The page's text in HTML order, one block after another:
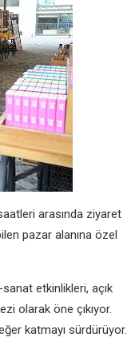
arasında ziyaret
pazar alanına özel
etkinlikleri, açık
olarak öne çıkıyor.
katmayı sürdürüyor.